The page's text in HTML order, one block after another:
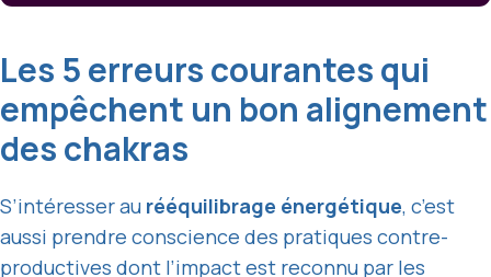
Les 5 erreurs courantes qui
empêchent un bon alignement
des chakras
S’intéresser au rééquilibrage énergétique, c’est
aussi prendre conscience des pratiques contre-
productives dont l’impact est reconnu par les